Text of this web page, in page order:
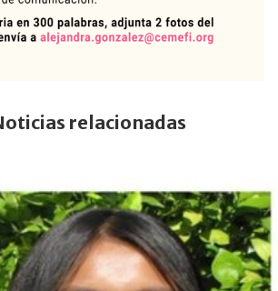
relacionadas